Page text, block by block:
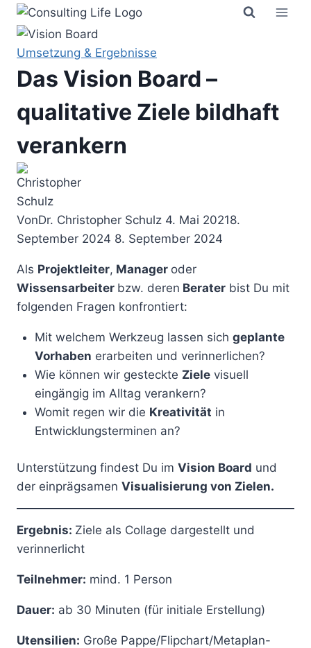
Zum
Inhalt
springen
Umsetzung & Ergebnisse
Das Vision Board –
qualitative Ziele bildhaft
verankern
VonDr. Christopher Schulz 4. Mai 20218.
September 2024 8. September 2024
Als Projektleiter, Manager oder
Wissensarbeiter bzw. deren Berater bist Du mit
folgenden Fragen konfrontiert:
Mit welchem Werkzeug lassen sich geplante
Vorhaben erarbeiten und verinnerlichen?
Wie können wir gesteckte Zielevisuell
eingängig im Alltag verankern?
Womit regen wir die Kreativität in
Entwicklungsterminen an?
Unterstützung findest Du im Vision Board und
der einprägsamen Visualisierung von Zielen.
Ergebnis: Ziele als Collage dargestellt und
verinnerlicht
Teilnehmer: mind. 1 Person
Dauer: ab 30 Minuten (für initiale Erstellung)
Utensilien: Große Pappe/Flipchart/Metaplan-